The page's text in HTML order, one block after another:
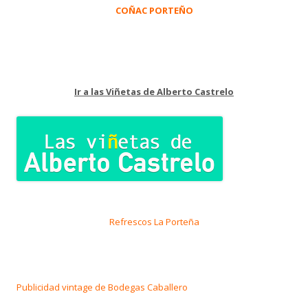
COÑAC PORTEÑO
Ir a las Viñetas de Alberto Castrelo
Refrescos La Porteña
Publicidad vintage de Bodegas Caballero